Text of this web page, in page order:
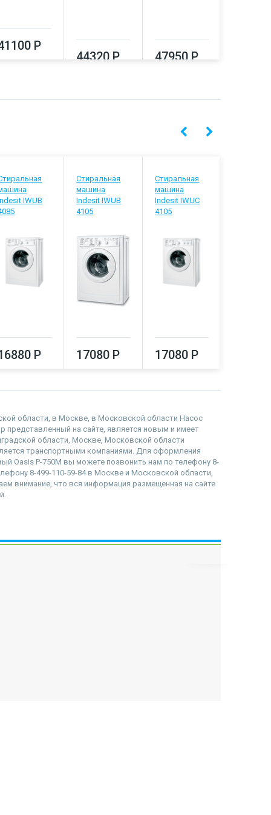
Р
44320 Р 47950 Р
IWUB
Р
Стиральная
машина
Indesit IWUB
4105
17080 Р
Стиральная
машина
Indesit IWUC
4105
17080 Р
области, в Москве, в Московской области Насос
представленный на сайте, является новым и имеет
области, Москве, Московской области
транспортными компаниями. Для оформления
Oasis P-750M вы можете позвонить нам по телефону 8-
8-499-110-59-84 в Москве и Московской области,
внимание, что вся информация размещенная на сайте
наверх